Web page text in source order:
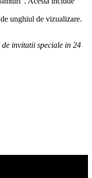
unghiul de vizualizare.
invitatii speciale in 24